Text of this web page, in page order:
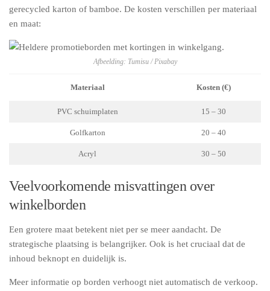
gerecycled karton of bamboe. De kosten verschillen per materiaal
en maat:
Afbeelding: Tumisu / Pixabay
Materiaal Kosten (€)
PVC schuimplaten 15 – 30
Golfkarton 20 – 40
Acryl 30 – 50
Veelvoorkomende misvattingen over
winkelborden
Een grotere maat betekent niet per se meer aandacht. De
strategische plaatsing is belangrijker. Ook is het cruciaal dat de
inhoud beknopt en duidelijk is.
Meer informatie op borden verhoogt niet automatisch de verkoop.